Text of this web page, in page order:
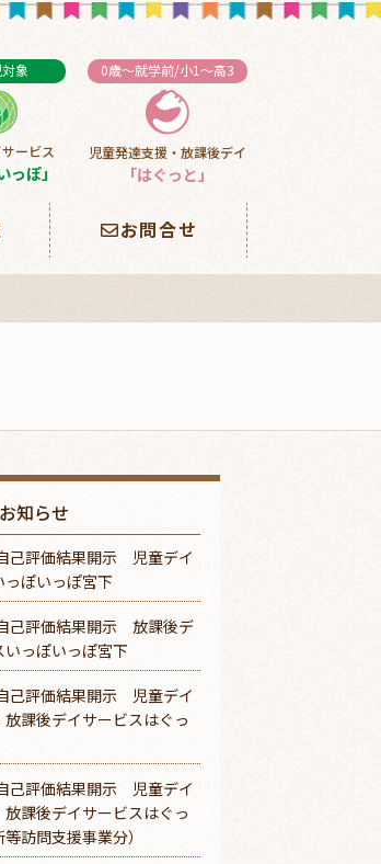
象
ービス
っぽ」
0歳～就学前/小1～高3
児童発達支援・放課後デイ
「はぐっと」
お問合せ
知らせ
己評価結果開示 児童デイ
っぽいっぽ宮下
己評価結果開示 放課後デ
いっぽいっぽ宮下
己評価結果開示 児童デイ
放課後デイサービスはぐっ
己評価結果開示 児童デイ
放課後デイサービスはぐっ
訪問支援事業分）